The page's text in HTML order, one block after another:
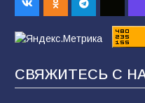
заявления о
пропагандистский
СВЯЖИТЕСЬ С